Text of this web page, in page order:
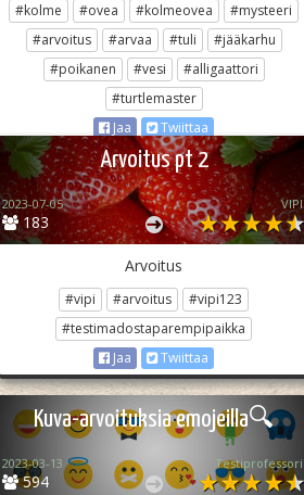
#kolme #ovea #kolmeovea
#mysteeri
#arvoitus
#arvaa #tuli
#jääkarhu
#poikanen
#vesi
#alligaattori
#turtlemaster
Jaa
Twiittaa
Arvoitus pt 2
183
2023-07-05 VIPI
Arvoitus
#vipi #arvoitus
#vipi123
#testimadostaparempipaikka
Jaa
Twiittaa
Kuva-arvoituksia emojeilla🔍
594
2023-03-13 Testiprofessori